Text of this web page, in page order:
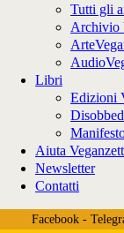
Tutti gli
Archivio
Libri
Edizioni
Aiuta
Newsletter
Contatti
Facebook-